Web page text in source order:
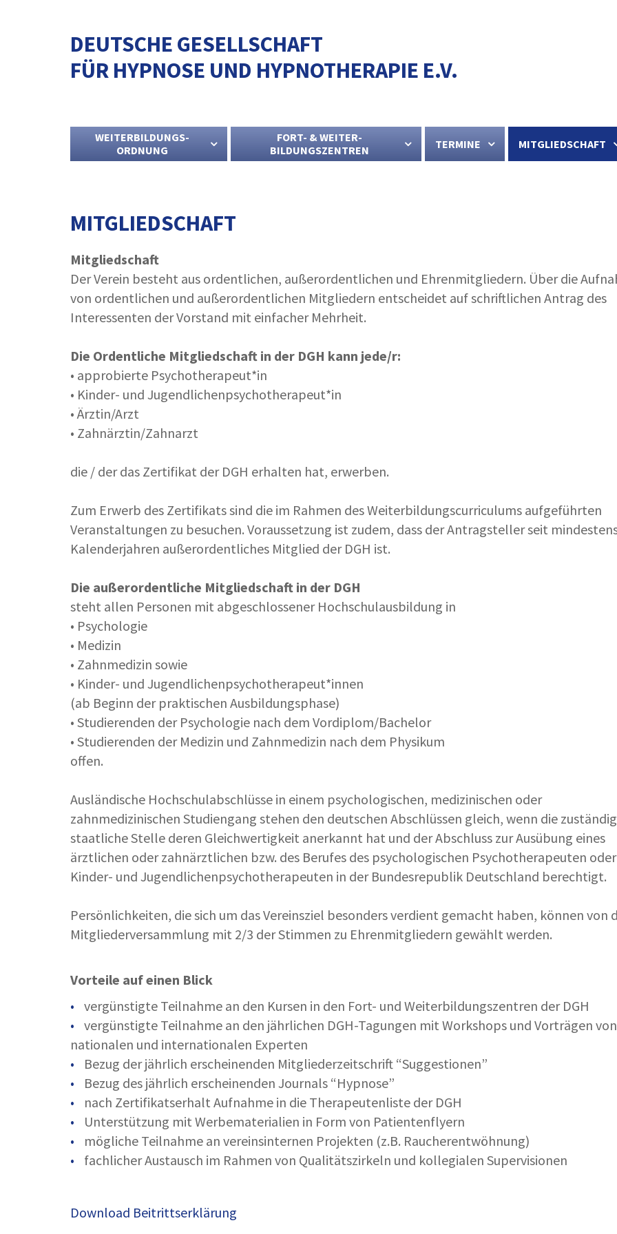
DEUTSCHE GESELLSCHAFT
FÜR HYPNOSE UND HYPNOTHERAPIE E.V.
WEITERBILDUNGS-
ORDNUNG
FORT- & WEITER-
BILDUNGSZENTREN
TERMINE MITGLIEDSCHAFT
MITGLIEDSCHAFT
Mitgliedschaft
Der Verein besteht aus ordentlichen, außerordentlichen und Ehrenmitgliedern. Über die
von ordentlichen und außerordentlichen Mitgliedern entscheidet auf schriftlichen Antrag des
Interessenten der Vorstand mit einfacher Mehrheit.
Die Ordentliche Mitgliedschaft in der DGH kann jede/r:
• approbierte Psychotherapeut*in
• Kinder- und Jugendlichenpsychotherapeut*in
• Ärztin/Arzt
• Zahnärztin/Zahnarzt
die / der das Zertifikat der DGH erhalten hat, erwerben.
Zum Erwerb des Zertifikats sind die im Rahmen des Weiterbildungscurriculums aufgeführten
Veranstaltungen zu besuchen. Voraussetzung ist zudem, dass der Antragsteller seit
Kalenderjahren außerordentliches Mitglied der DGH ist.
Die außerordentliche Mitgliedschaft in der DGH
steht allen Personen mit abgeschlossener Hochschulausbildung in
• Psychologie
• Medizin
• Zahnmedizin sowie
• Kinder- und Jugendlichenpsychotherapeut*innen
(ab Beginn der praktischen Ausbildungsphase)
• Studierenden der Psychologie nach dem Vordiplom/Bachelor
• Studierenden der Medizin und Zahnmedizin nach dem Physikum
offen.
Ausländische Hochschulabschlüsse in einem psychologischen, medizinischen oder
zahnmedizinischen Studiengang stehen den deutschen Abschlüssen gleich, wenn die
staatliche Stelle deren Gleichwertigkeit anerkannt hat und der Abschluss zur Ausübung eines
ärztlichen oder zahnärztlichen bzw. des Berufes des psychologischen Psychotherapeuten
Kinder- und Jugendlichenpsychotherapeuten in der Bundesrepublik Deutschland berechtigt.
Persönlichkeiten, die sich um das Vereinsziel besonders verdient gemacht haben, können von
Mitgliederversammlung mit 2/3 der Stimmen zu Ehrenmitgliedern gewählt werden.
Vorteile auf einen Blick
vergünstigte Teilnahme an den Kursen in den Fort- und Weiterbildungszentren der DGH
vergünstigte Teilnahme an den jährlichen DGH-Tagungen mit Workshops und Vorträgen von
nationalen und internationalen Experten
Bezug der jährlich erscheinenden Mitgliederzeitschrift “Suggestionen”
Bezug des jährlich erscheinenden Journals “Hypnose”
nach Zertifikatserhalt Aufnahme in die Therapeutenliste der DGH
Unterstützung mit Werbematerialien in Form von Patientenflyern
mögliche Teilnahme an vereinsinternen Projekten (z.B. Raucherentwöhnung)
fachlicher Austausch im Rahmen von Qualitätszirkeln und kollegialen Supervisionen
Download Beitrittserklärung